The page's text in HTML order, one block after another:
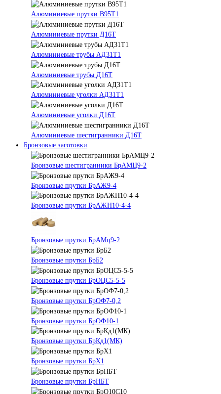
Алюминиевые прутки В95Т1
Алюминиевые прутки Д16Т
Алюминиевые трубы АД31Т1
Алюминиевые трубы Д16Т
Алюминиевые уголки АД31Т1
Алюминиевые уголки Д16Т
Алюминиевые шестигранники Д16Т
Бронзовые заготовки
Бронзовые шестигранники БрАМЦ9-2
Бронзовые прутки БрАЖ9-4
Бронзовые прутки БрАЖН10-4-4
Бронзовые прутки БрАМц9-2
Бронзовые прутки БрБ2
Бронзовые прутки БрОЦС5-5-5
Бронзовые прутки БрОФ7-0,2
Бронзовые прутки БрОФ10-1
Бронзовые прутки БрКд1(МК)
Бронзовые прутки БрХ1
Бронзовые прутки БрНБТ